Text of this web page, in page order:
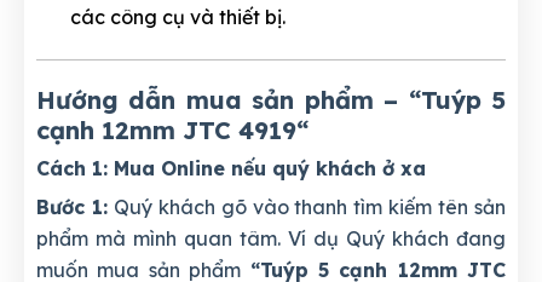
các công cụ và thiết bị.
Hướng dẫn mua sản phẩm – “Tuýp 5
cạnh 12mm JTC 4919“
Cách 1: Mua Online nếu quý khách ở xa
Bước 1:Quý khách gõ vào thanh tìm kiếm tên sản
phẩm mà mình quan tâm. Ví dụ Quý khách đang
muốn mua sản phẩm “Tuýp 5 cạnh 12mm JTC